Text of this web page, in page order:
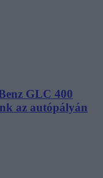
GLC 400
az autópályán